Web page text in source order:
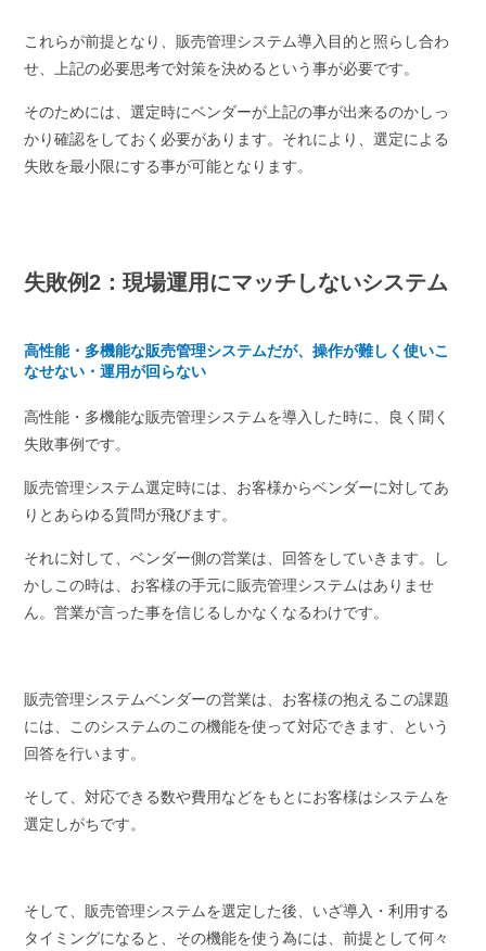
これらが前提となり、販売管理システム導入目的と照らし合わ
せ、上記の必要思考で対策を決めるという事が必要です。
そのためには、選定時にベンダーが上記の事が出来るのかしっ
かり確認をしておく必要があります。それにより、選定による
失敗を最小限にする事が可能となります。
失敗例2：現場運用にマッチしないシステム
高性能・多機能な販売管理システムだが、操作が難しく使いこ
なせない・運用が回らない
高性能・多機能な販売管理システムを導入した時に、良く聞く
失敗事例です。
販売管理システム選定時には、お客様からベンダーに対してあ
りとあらゆる質問が飛びます。
それに対して、ベンダー側の営業は、回答をしていきます。し
かしこの時は、お客様の手元に販売管理システムはありませ
ん。営業が言った事を信じるしかなくなるわけです。
販売管理システムベンダーの営業は、お客様の抱えるこの課題
には、このシステムのこの機能を使って対応できます、という
回答を行います。
そして、対応できる数や費用などをもとにお客様はシステムを
選定しがちです。
そして、販売管理システムを選定した後、いざ導入・利用する
タイミングになると、その機能を使う為には、前提として何々